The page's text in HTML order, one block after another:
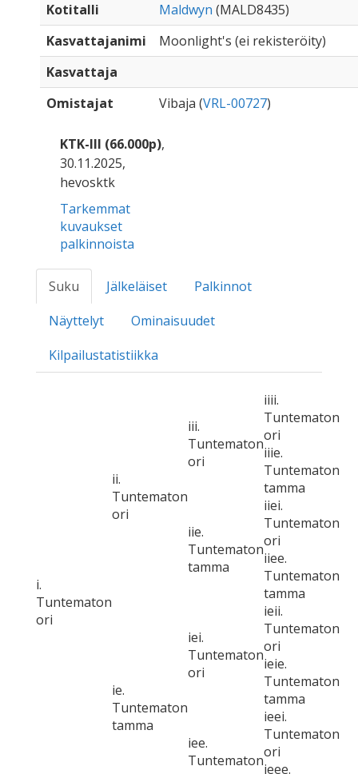
Kotitalli
Maldwyn (MALD8435)
Kasvattajanimi
Moonlight's (ei rekisteröity)
Kasvattaja
Omistajat
Vibaja (VRL-00727)
KTK-III (66.000p),
30.11.2025,
hevosktk
Tarkemmat
kuvaukset
palkinnoista
Suku Jälkeläiset
Palkinnot
Näyttelyt
Ominaisuudet
Kilpailustatistiikka
i.
Tuntematon
ori
ii.
Tuntematon
ori
iii.
Tuntematon
ori
iiii.
Tuntematon
ori
iiie.
Tuntematon
tamma
iie.
Tuntematon
tamma
iiei.
Tuntematon
ori
iiee.
Tuntematon
tamma
ie.
Tuntematon
tamma
iei.
Tuntematon
ori
ieii.
Tuntematon
ori
ieie.
Tuntematon
tamma
iee.
Tuntematon
ieei.
Tuntematon
ori
ieee.